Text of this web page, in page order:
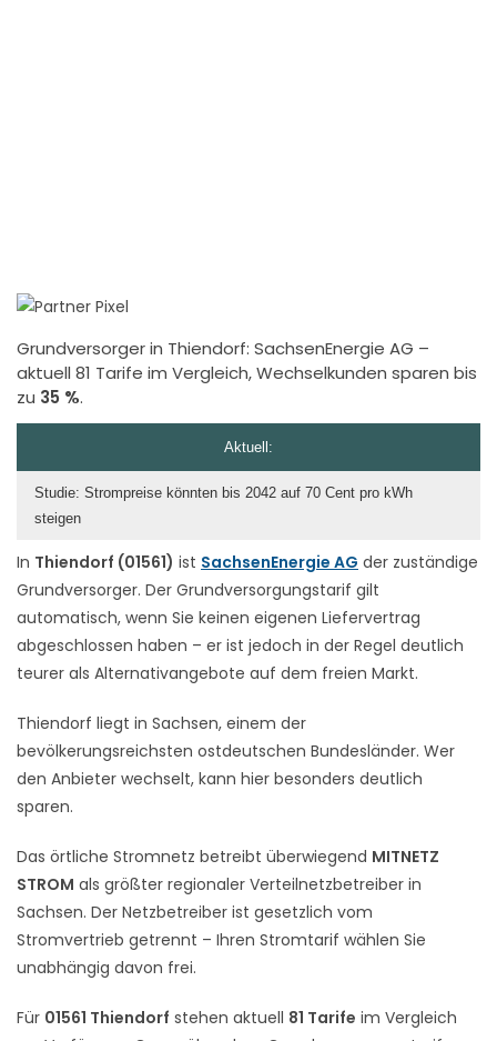
Grundversorger in Thiendorf: SachsenEnergie AG –
aktuell 81 Tarife im Vergleich, Wechselkunden sparen bis
zu 35 %.
In Thiendorf (01561) ist SachsenEnergie AG der zuständige
Grundversorger. Der Grundversorgungstarif gilt
automatisch, wenn Sie keinen eigenen Liefervertrag
abgeschlossen haben – er ist jedoch in der Regel deutlich
teurer als Alternativangebote auf dem freien Markt.
Thiendorf liegt in Sachsen, einem der
bevölkerungsreichsten ostdeutschen Bundesländer. Wer
den Anbieter wechselt, kann hier besonders deutlich
sparen.
Das örtliche Stromnetz betreibt überwiegend MITNETZ
STROM als größter regionaler Verteilnetzbetreiber in
Sachsen. Der Netzbetreiber ist gesetzlich vom
Stromvertrieb getrennt – Ihren Stromtarif wählen Sie
unabhängig davon frei.
Für 01561 Thiendorf stehen aktuell 81 Tarife im Vergleich
Aktuell:
Studie: Strompreise könnten bis 2042 auf 70 Cent pro kWh
steigen